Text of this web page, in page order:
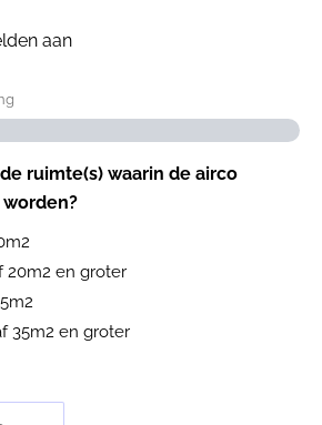
aan
ruimte(s) waarin de airco
20m2 en groter
35m2 en groter